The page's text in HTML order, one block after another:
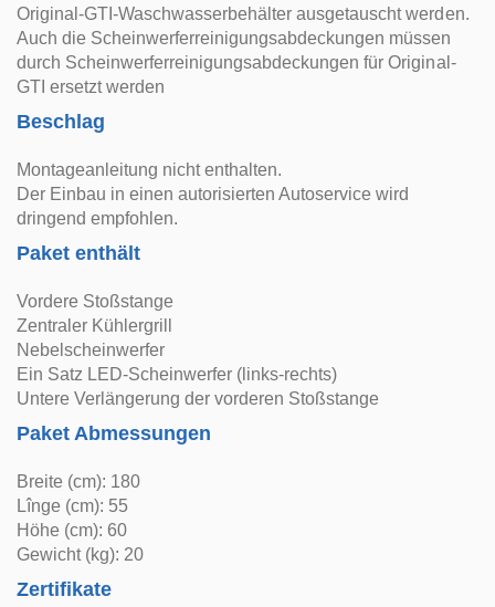
Original-GTI-Waschwasserbehälter ausgetauscht werden.
Auch die Scheinwerferreinigungsabdeckungen müssen
durch Scheinwerferreinigungsabdeckungen für Original-
GTI ersetzt werden
Beschlag
Montageanleitung nicht enthalten.
Der Einbau in einen autorisierten Autoservice wird
dringend empfohlen.
Paket enthält
Vordere Stoßstange
Zentraler Kühlergrill
Nebelscheinwerfer
Ein Satz LED-Scheinwerfer (links-rechts)
Untere Verlängerung der vorderen Stoßstange
Paket Abmessungen
Breite (cm): 180
Lînge (cm): 55
Höhe (cm): 60
Gewicht (kg): 20
Zertifikate